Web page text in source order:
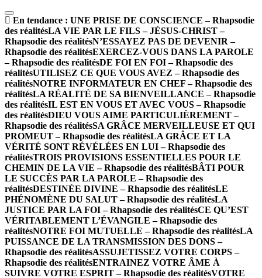
En tendance : UNE PRISE DE CONSCIENCE – Rhapsodie
des réalitésLA VIE PAR LE FILS – JÉSUS-CHRIST –
Rhapsodie des réalitésN’ESSAYEZ PAS DE DEVENIR –
Rhapsodie des réalitésEXERCEZ-VOUS DANS LA PAROLE
– Rhapsodie des réalitésDE FOI EN FOI – Rhapsodie des
réalitésUTILISEZ CE QUE VOUS AVEZ – Rhapsodie des
réalitésNOTRE INFORMATEUR EN CHEF – Rhapsodie des
réalitésLA RÉALITÉ DE SA BIENVEILLANCE – Rhapsodie
des réalitésIL EST EN VOUS ET AVEC VOUS – Rhapsodie
des réalitésDIEU VOUS AIME PARTICULIÈREMENT –
Rhapsodie des réalitésSA GRÂCE MERVEILLEUSE ET QUI
PROMEUT – Rhapsodie des réalitésLA GRÂCE ET LA
VÉRITÉ SONT RÉVÉLÉES EN LUI – Rhapsodie des
réalitésTROIS PROVISIONS ESSENTIELLES POUR LE
CHEMIN DE LA VIE – Rhapsodie des réalitésBÂTI POUR
LE SUCCÈS PAR LA PAROLE – Rhapsodie des
réalitésDESTINÉE DIVINE – Rhapsodie des réalitésLE
PHÉNOMÈNE DU SALUT – Rhapsodie des réalitésLA
JUSTICE PAR LA FOI – Rhapsodie des réalitésCE QU’EST
VÉRITABLEMENT L’ÉVANGILE – Rhapsodie des
réalitésNOTRE FOI MUTUELLE – Rhapsodie des réalitésLA
PUISSANCE DE LA TRANSMISSION DES DONS –
Rhapsodie des réalitésASSUJETISSEZ VOTRE CORPS –
Rhapsodie des réalitésENTRAINEZ VOTRE ÂME À
SUIVRE VOTRE ESPRIT – Rhapsodie des réalitésVOTRE